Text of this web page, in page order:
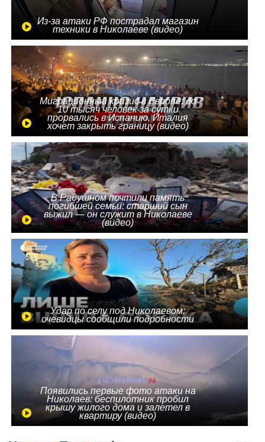
Из-за атаки РФ пострадал магазин
техники в Николаеве (видео)
Миграционный кризис в Европе: до
10 тысяч человек за сутки
прорвались в Испанию, Италия
хочет закрыть границу (видео)
В Радушном почтили память
погибшей семьи: старший сын
выжил — он служит в Николаеве
(видео)
Удар по селу под Николаевом:
очевидцы сообщили подробности
Появились первые фото атаки на
Николаев: беспилотник пробил
крышу жилого дома и залетел в
квартиру (видео)